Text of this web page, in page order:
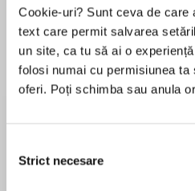
Cookie-uri? Sunt ceva de
text care permit salvarea
un site, ca tu să ai o
folosi numai cu permisiunea
oferi. Poți schimba sau anula
consimțământului
Strict necesare
Desprecarte
one man you did not want